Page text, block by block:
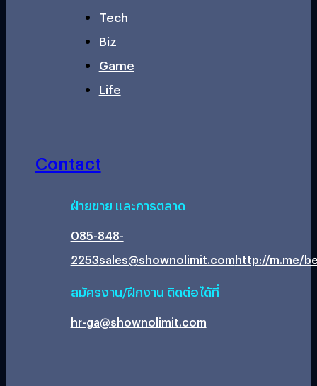
Tech
Biz
Game
Life
Contact
ฝ่ายขาย และการตลาด
085-848-
2253sales@shownolimit.comhttp://m.me/
สมัครงาน/ฝึกงาน ติดต่อได้ที่
hr-ga@shownolimit.com